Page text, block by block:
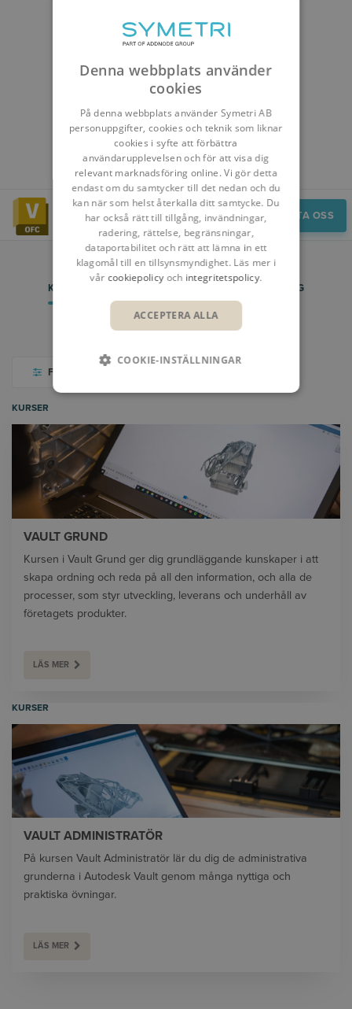
Insikter KONTAKTA OSS
KURSER BLOGG
VIDEOBIBLIOTEK
FILTER
KURSER
VAULT GRUND
Kursen i Vault Grund ger dig grundläggande kunskaper i att
skapa ordning och reda på all den information, och alla de
processer, som styr utveckling, leverans och underhåll av
företagets produkter.
LÄS MER
KURSER
VAULT ADMINISTRATÖR
På kursen Vault Administratör lär du dig de administrativa
grunderna i Autodesk Vault genom många nyttiga och
praktiska övningar.
LÄS MER
Denna webbplats använder
cookies
På denna webbplats använder Symetri AB
personuppgifter, cookies och teknik som liknar
cookies i syfte att förbättra
användarupplevelsen och för att visa dig
relevant marknadsföring online. Vi gör detta
endast om du samtycker till det nedan och du
kan när som helst återkalla ditt samtycke. Du
har också rätt till tillgång, invändningar,
radering, rättelse, begränsningar,
dataportabilitet och rätt att lämna in ett
klagomål till en tillsynsmyndighet. Läs mer i
vår cookiepolicyoch integritetspolicy.
ACCEPTERA ALLA
COOKIE-INSTÄLLNINGAR